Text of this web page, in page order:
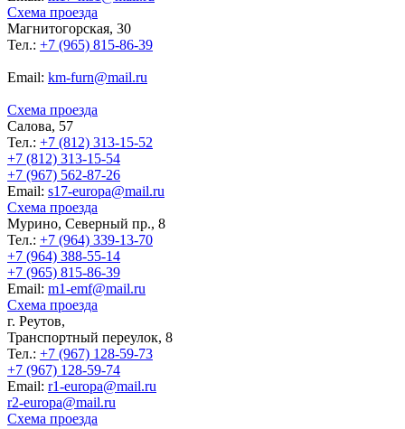
Схема проезда
Магнитогорская, 30
Тел.: +7 (965) 815-86-39
Еmail: km-furn@mail.ru
Схема проезда
Салова, 57
Тел.: +7 (812) 313-15-52
+7 (812) 313-15-54
+7 (967) 562-87-26
Еmail: s17-europa@mail.ru
Схема проезда
Мурино, Северный пр., 8
Тел.: +7 (964) 339-13-70
+7 (964) 388-55-14
+7 (965) 815-86-39
Еmail: m1-emf@mail.ru
Схема проезда
г. Реутов,
Транспортный переулок, 8
Тел.: +7 (967) 128-59-73
+7 (967) 128-59-74
Еmail: r1-europa@mail.ru
r2-europa@mail.ru
Схема проезда